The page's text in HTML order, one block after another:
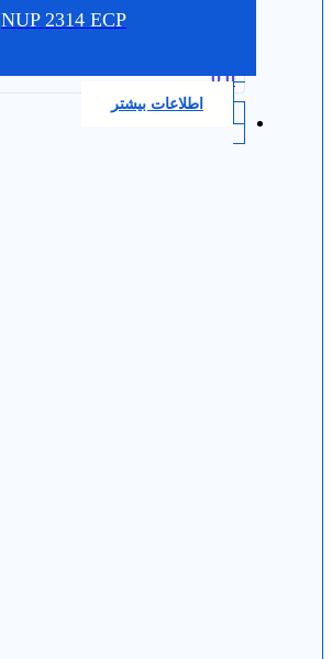
NUP 2314 ECP
0.0
اطلاعات بیشتر